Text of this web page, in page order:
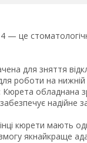
— це
для зняття
роботи на нижній
Кюрета
надійне
кюрети мають
якнайкраще